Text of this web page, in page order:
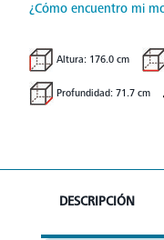
¿Cómo encuentro mi
Altura: 176.0 cm
Profundidad: 71.7 cm
DESCRIPCIÓN